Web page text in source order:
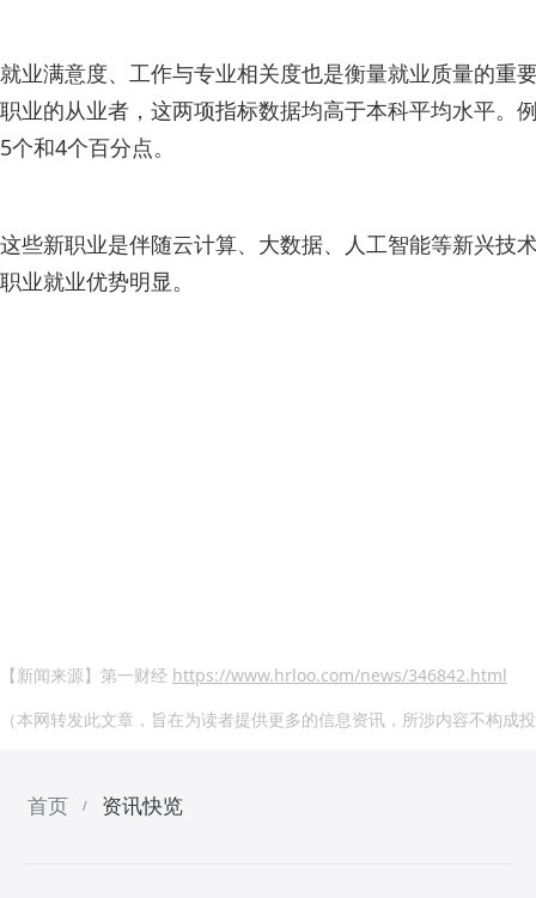
就业满意度、工作与专业相关度也是衡量就业质量的重
职业的从业者，这两项指标数据均高于本科平均水平。
5个和4个百分点。
这些新职业是伴随云计算、大数据、人工智能等新兴技
职业就业优势明显。
【新闻来源】第一财经 https://www.hrloo.com/news/346842.html
（本网转发此文章，旨在为读者提供更多的信息资讯，所涉内容不构
首页 / 资讯快览